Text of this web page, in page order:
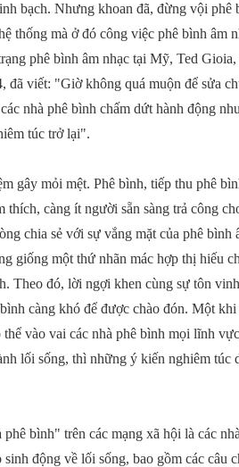
bạch. Nhưng khoan đã, đừng vội phê
thống mà ở đó công việc phê bình âm
phê bình âm nhạc tại Mỹ, Ted
đã viết: "Giờ không quá muộn để sửa
nhà phê bình chấm dứt hành động
túc trở lại".
gây mỏi mệt. Phê bình, tiếp thu phê
thích, càng ít người sẵn sàng trả công
chia sẻ với sự vắng mặt của phê bình
giống một thứ nhãn mác hợp thị hiếu
Theo đó, lời ngợi khen cùng sự tôn
càng khó để được chào đón. Một
thể vào vai các nhà phê bình mọi lĩnh
lối sống, thì những ý kiến nghiêm túc
bình" trên các mạng xã hội là các
động về lối sống, bao gồm các câu